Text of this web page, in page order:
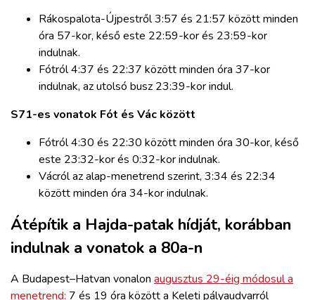
Rákospalota-Újpestről 3:57 és 21:57 között minden
óra 57-kor, késő este 22:59-kor és 23:59-kor
indulnak.
Fótról 4:37 és 22:37 között minden óra 37-kor
indulnak, az utolsó busz 23:39-kor indul.
S71-es vonatok Fót és Vác között
Fótról 4:30 és 22:30 között minden óra 30-kor, késő
este 23:32-kor és 0:32-kor indulnak.
Vácról az alap-menetrend szerint, 3:34 és 22:34
között minden óra 34-kor indulnak.
Átépítik a Hajda-patak hídját, korábban
indulnak a vonatok a 80a-n
A Budapest–Hatvan vonalon augusztus 29-éig módosul a
menetrend: 7 és 19 óra között a Keleti pályaudvarról